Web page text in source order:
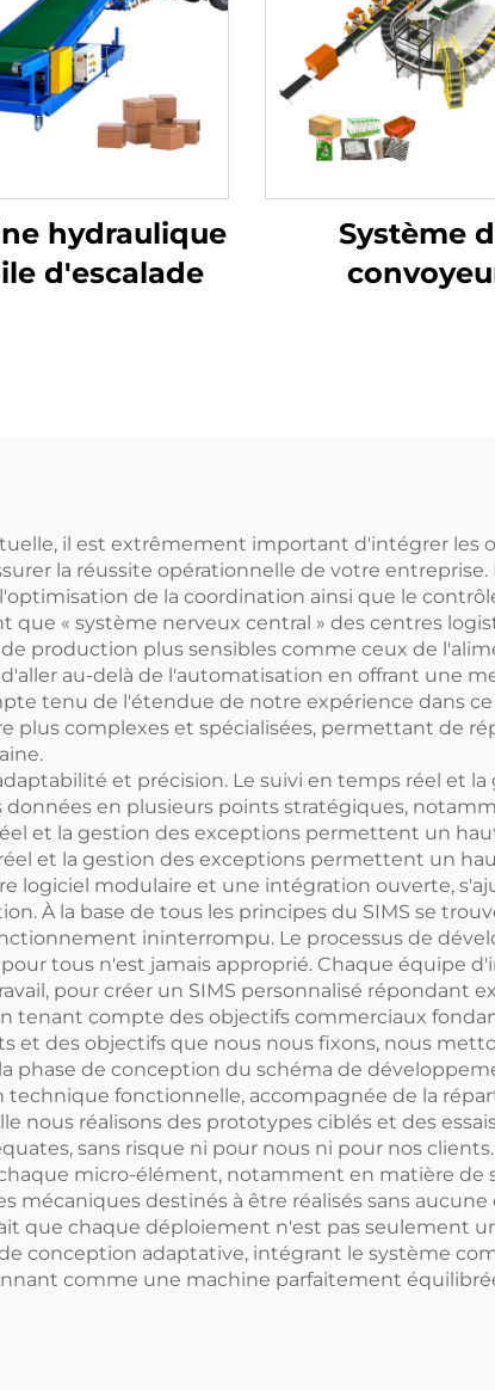
hydraulique
d'escalade
Système
il est extrêmement important d'intégrer les
la réussite opérationnelle de votre
de la coordination ainsi que le
que « système nerveux central » des centres
production plus sensibles comme ceux de
au-delà de l'automatisation en offrant une
tenu de l'étendue de notre expérience dans
plus complexes et spécialisées, permettant de
et précision. Le suivi en temps réel et
données en plusieurs points stratégiques,
et la gestion des exceptions permettent un
et la gestion des exceptions permettent un
logiciel modulaire et une intégration ouverte,
À la base de tous les principes du SIMS se
ininterrompu. Le processus de
tous n'est jamais approprié. Chaque équipe
pour créer un SIMS personnalisé répondant
tenant compte des objectifs commerciaux
et des objectifs que nous nous fixons, nous
phase de conception du schéma de
fonctionnelle, accompagnée de la
nous réalisons des prototypes ciblés et des
sans risque ni pour nous ni pour nos
chaque micro-élément, notamment en matière
mécaniques destinés à être réalisés sans
que chaque déploiement n'est pas seulement
conception adaptative, intégrant le système
comme une machine parfaitement